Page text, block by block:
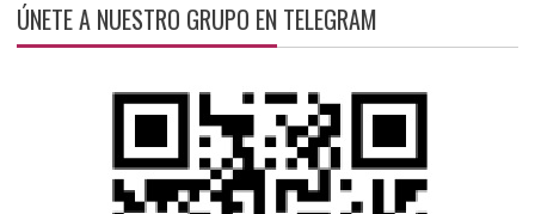
ÚNETE A NUESTRO GRUPO EN TELEGRAM